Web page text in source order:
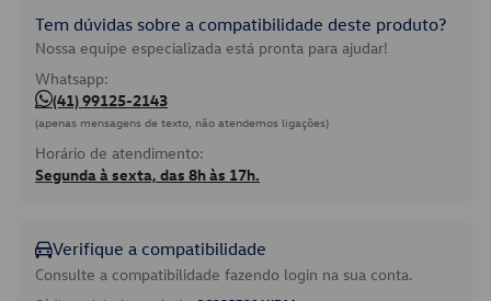
Tem dúvidas sobre a compatibilidade deste produto?
Nossa equipe especializada está pronta para ajudar!
Whatsapp:
(41) 99125-2143
(apenas mensagens de texto, não atendemos ligações)
Horário de atendimento:
Segunda à sexta, das 8h às 17h.
Verifique a compatibilidade
Consulte a compatibilidade fazendo login na sua conta.